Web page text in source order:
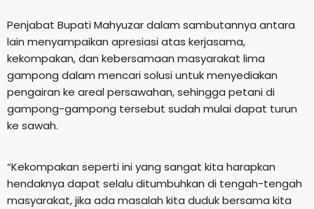
Penjabat Bupati Mahyuzar dalam sambutannya antara
lain menyampaikan apresiasi atas kerjasama,
kekompakan, dan kebersamaan masyarakat lima
gampong dalam mencari solusi untuk menyediakan
pengairan ke areal persawahan, sehingga petani di
gampong-gampong tersebut sudah mulai dapat turun
ke sawah.
“Kekompakan seperti ini yang sangat kita harapkan
hendaknya dapat selalu ditumbuhkan di tengah-tengah
masyarakat, jika ada masalah kita duduk bersama kita